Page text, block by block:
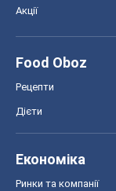
Акції
Food Oboz
Рецепти
Дієти
Економіка
Ринки та компанії